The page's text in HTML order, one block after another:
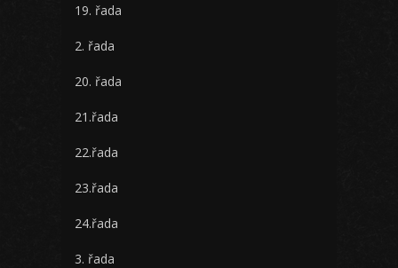
19. řada
2. řada
20. řada
21.řada
22.řada
23.řada
24.řada
3. řada